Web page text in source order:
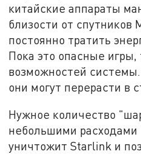
китайские аппараты
близости от
постоянно тратить
Пока это опасные игры,
возможностей
они могут перерасти в
Нужное количество
небольшими расходами
уничтожит Starlink и